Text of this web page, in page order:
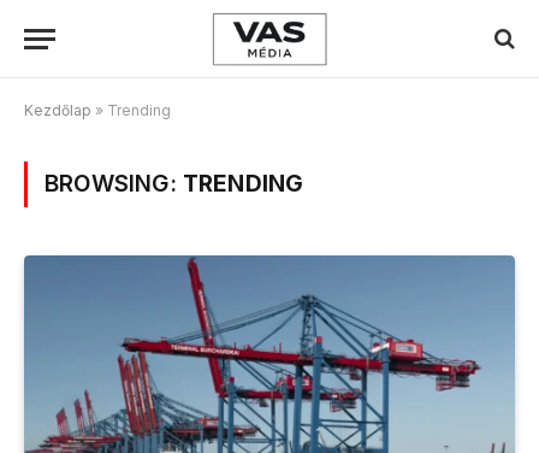
Kezdőlap » Trending
BROWSING: TRENDING